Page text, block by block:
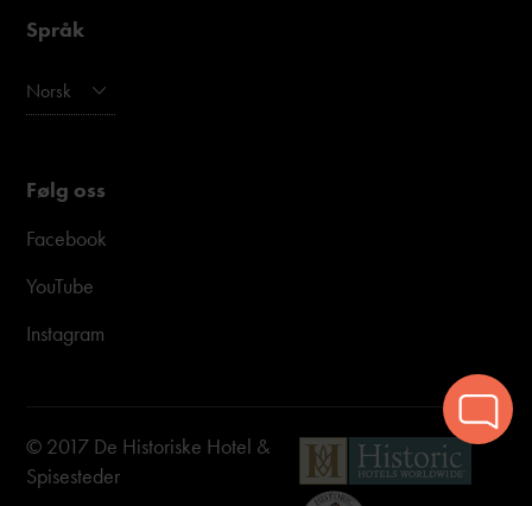
Språk
Norsk
Følg oss
Facebook
YouTube
Instagram
© 2017 De Historiske Hotel &
Spisesteder